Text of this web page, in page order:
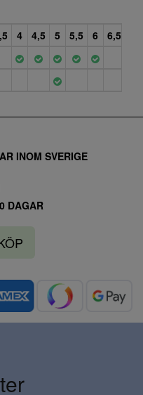
4 4,5 5 5,5 6 6,5
INOM SVERIGE
DAGAR